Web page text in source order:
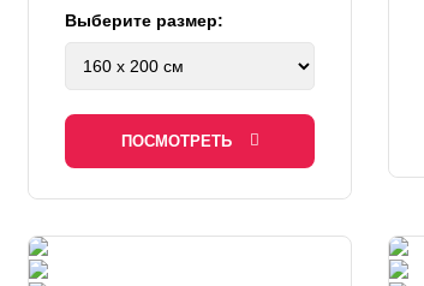
Выберите размер:
ПОСМОТРЕТЬ